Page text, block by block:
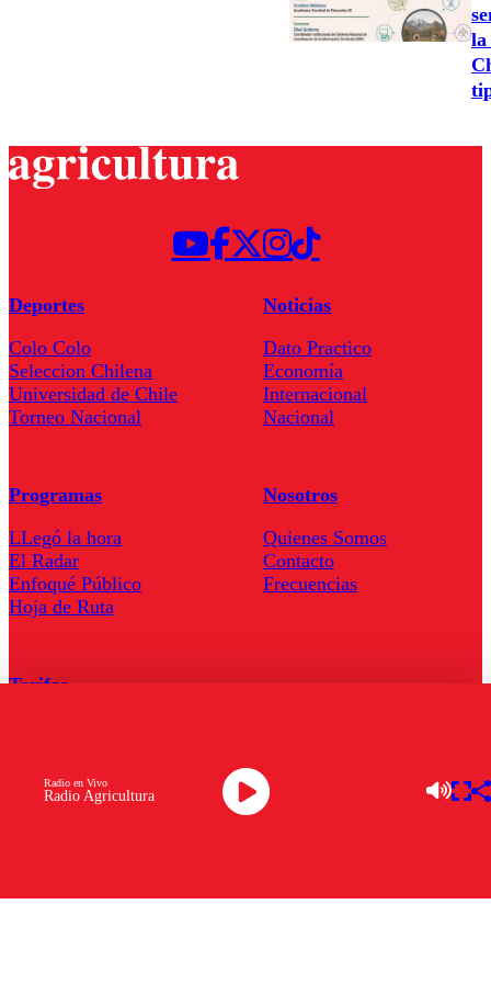
la
Radio Agricultura
Radio en Vivo
Deportes
Colo Colo
Seleccion Chilena
Universidad de Chile
Torneo Nacional
Noticias
Dato Practico
Economía
Internacional
Nacional
Programas
LLegó la hora
El Radar
Enfoqué Público
Hoja de Ruta
Nosotros
Quienes Somos
Contacto
Frecuencias
Tarifas
Descarga la APP